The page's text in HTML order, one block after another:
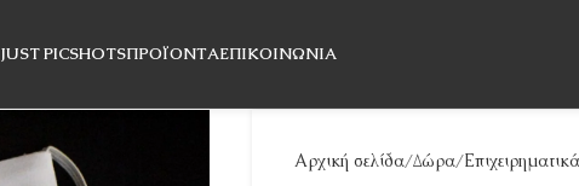
JUST PICSHOTSΠΡΟΪΌΝΤΑΕΠΙΚΟΙΝΩΝΊΑ
Αρχική σελίδα Δώρα